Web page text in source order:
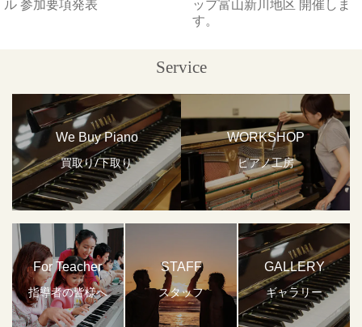
ル 参加要項発表
ップ富山新川地区 開催しま
す。
Service
We Buy Piano
買取り/下取り
WORKSHOP
ピアノ工房
For Teacher
指導者の皆様へ
STAFF
スタッフ
GALLERY
ギャラリー